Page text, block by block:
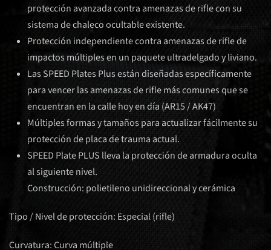
protección avanzada contra amenazas de rifle con su
sistema de chaleco ocultable existente.
Protección independiente contra amenazas de rifle de
impactos múltiples en un paquete ultradelgado y liviano.
Las SPEED Plates Plus están diseñadas específicamente
para vencer las amenazas de rifle más comunes que se
encuentran en la calle hoy en día (AR15 / AK47)
Múltiples formas y tamaños para actualizar fácilmente su
protección de placa de trauma actual.
SPEED Plate PLUS lleva la protección de armadura oculta
al siguiente nivel.
Construcción: polietileno unidireccional y cerámica
Tipo / Nivel de protección: Especial (rifle)
Curvatura: Curva múltiple